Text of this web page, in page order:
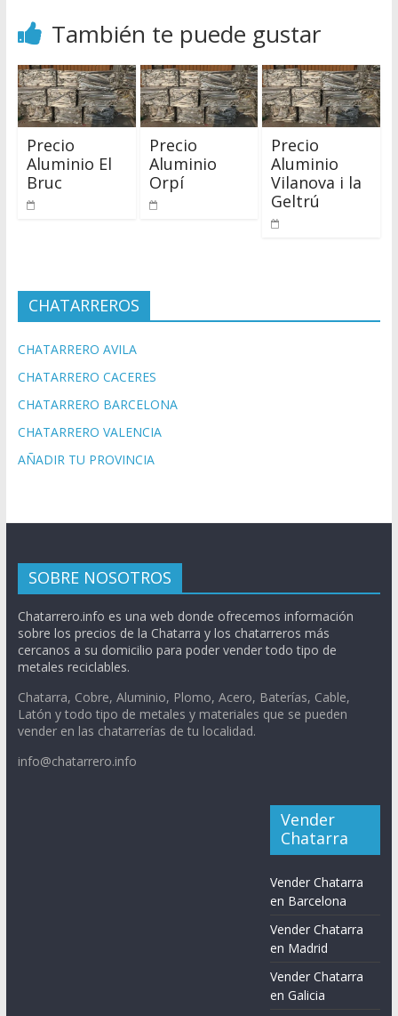
También te puede gustar
Precio
Aluminio El
Bruc
Precio
Aluminio
Orpí
Precio
Aluminio
Vilanova i la
Geltrú
CHATARREROS
CHATARRERO AVILA
CHATARRERO CACERES
CHATARRERO BARCELONA
CHATARRERO VALENCIA
AÑADIR TU PROVINCIA
SOBRE NOSOTROS
Chatarrero.info es una web donde ofrecemos información
sobre los precios de la Chatarra y los chatarreros más
cercanos a su domicilio para poder vender todo tipo de
metales reciclables.
Chatarra, Cobre, Aluminio, Plomo, Acero, Baterías, Cable,
Latón y todo tipo de metales y materiales que se pueden
vender en las chatarrerías de tu localidad.
info@chatarrero.info
Vender
Chatarra
Vender Chatarra
en Barcelona
Vender Chatarra
en Madrid
Vender Chatarra
en Galicia